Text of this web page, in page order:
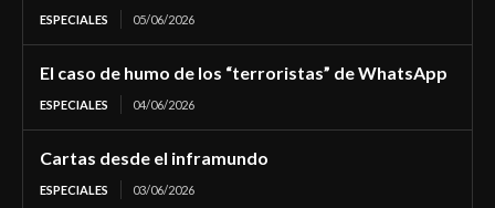
ESPECIALES 05/06/2026
El caso de humo de los “terroristas” de WhatsApp
ESPECIALES 04/06/2026
Cartas desde el inframundo
ESPECIALES 03/06/2026